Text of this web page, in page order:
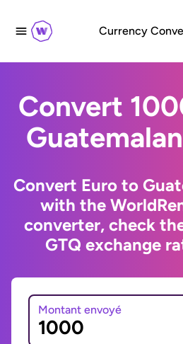
Currency
Convert
Convert Euro to
with the
converter, check
GTQ exchange
Montant envoyé